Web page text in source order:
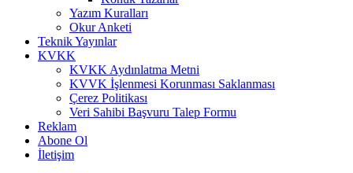
Yazım Kuralları
Okur Anketi
Teknik Yayınlar
KVKK
KVKK Aydınlatma Metni
KVVK İşlenmesi Korunması Saklanması
Çerez Politikası
Veri Sahibi Başvuru Talep Formu
Reklam
Abone Ol
İletişim